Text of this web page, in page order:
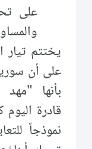
على
يختتم تيار
على أن
بأنها
قادرة
نموذجاً